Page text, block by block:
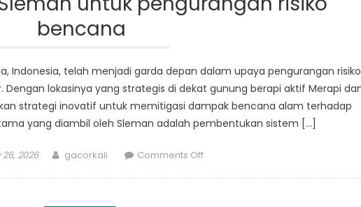
Approach
bencana
Indonesia, telah menjadi garda depan dalam upaya pengurangan risiko
lokasinya yang strategis di dekat gunung berapi aktif Merapi
strategi inovatif untuk memitigasi dampak bencana alam terhadap
yang diambil oleh Sleman adalah pembentukan sistem […]
2026 Author
gacorkali Comments Offon